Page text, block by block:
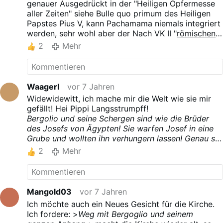
Gottesmutter werden als Drachentöter dargestellt.
Vom Christentum wurde der Heidenkult auch in
Lateinamerika besiegt und die Menschen von ihrer
Heidenangst befreit.
Der Rückfall in den heidnischen Götterglauben
lauert aber, ob als Halloween durch den Kommerz
oder als Drachengöttin durch den Ökosozialismus.
Text: Giuseppe Nardi
Der angebliche Wohnort des oder der Teufel ist die
Hölle.
Der Begriff „Hölle“ wiederum ist von dem Namen
der germanischen Unterwelt Hel abgeleitet (die
Herrscherin über diese Unterwelt trägt ebenfalls
den Namen Hel).
Ausmalen der schrecklichen Strafen, die der
sündigen Seele harren, der Abschreckung und
Erziehung zur Tugend. Dementsprechend dient das
de.wikipedia.org/wiki/Quechua-Wort Supayin
christlichen Texten der Übersetzung des Wortes
„Teufel“, während Ukhu Pacha für „Hölle“ steht.
de.wikipedia.org/wiki/Supay
genauer Ausgedrückt in der "Heiligen Opfermesse
aller Zeiten" siehe Bulle quo primum des Heiligen
Papstes Pius V, kann Pachamama niemals integriert
werden, sehr wohl aber der Nach VK II "römischen"
Messe namens NOM", den in dieser ist ja der
liturgische Missbrauch schon lange die Regel.
Gottes und Mariens Segen auf allen Wegen
2 Mehr
Waagerl
vor 7 Jahren
Widewidewitt, ich mache mir die Welt wie sie mir
gefällt! Hei Pippi Langsstrumpff!
Bergolio und seine Schergen sind wie die Brüder
des Josefs von Ägypten! Sie warfen Josef in eine
Grube und wollten ihn verhungern lassen! Genau so
ist dieser bergolianische Trupp! Bischof Kräutler,
würde ich zu Bischof Hexer umbenenenen. Alles
Wendehälse!
2 Mehr
Mangold03
vor 7 Jahren
Ich möchte auch ein Neues Gesicht für die Kirche.
Ich fordere: >Weg mit Bergoglio und seinem